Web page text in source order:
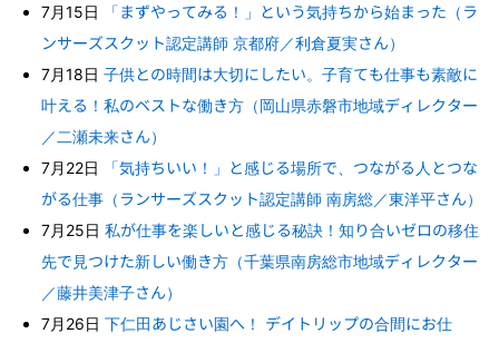
7月15日
「まずやってみる！」という気持ちから始まった（ラ
ンサーズスクット認定講師 京都府／利倉夏実さん）
7月18日子供との時間は大切にしたい。子育ても仕事も素敵に
叶える！私のベストな働き方（岡山県赤磐市地域ディレクター
／二瀬未来さん）
7月22日
「気持ちいい！」と感じる場所で、つながる人とつな
がる仕事（ランサーズスクット認定講師 南房総／東洋平さん）
7月25日私が仕事を楽しいと感じる秘訣！知り合いゼロの移住
先で見つけた新しい働き方（千葉県南房総市地域ディレクター
／藤井美津子さん）
7月26日下仁田あじさい園へ！ デイトリップの合間にお仕